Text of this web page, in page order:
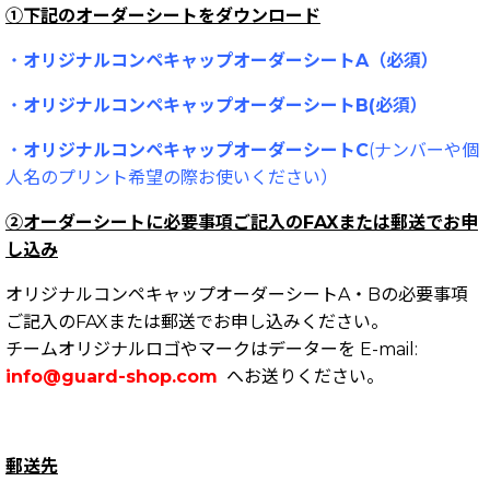
①下記のオーダーシートをダウンロード
・ オリジナルコンペキャップオーダーシートA（必須）
・ オリジナルコンペキャップオーダーシートB(必須）
・ オリジナルコンペキャップオーダーシートC(ナンバーや個
人名のプリント希望の際お使いください）
②オーダーシートに必要事項ご記入のFAXまたは郵送でお申
し込み
オリジナルコンペキャップオーダーシートA・Bの必要事項
ご記入のFAXまたは郵送でお申し込みください。
チームオリジナルロゴやマークはデーターを E-mail:
info@guard-shop.com へお送りください。
郵送先